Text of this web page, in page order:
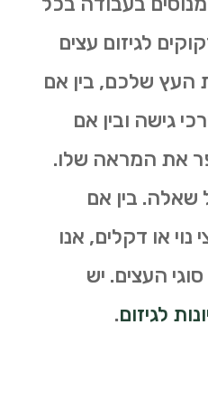
לגיזום עצים
העץ שלכם, בין אם
גישה ובין אם
את המראה שלו.
שאלה. בין אם
נוי או דקלים, אנו
העצים. יש
לגיזום.